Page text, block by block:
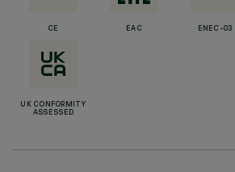
CE EAC ENEC-03
UK CONFORMITY
ASSESSED